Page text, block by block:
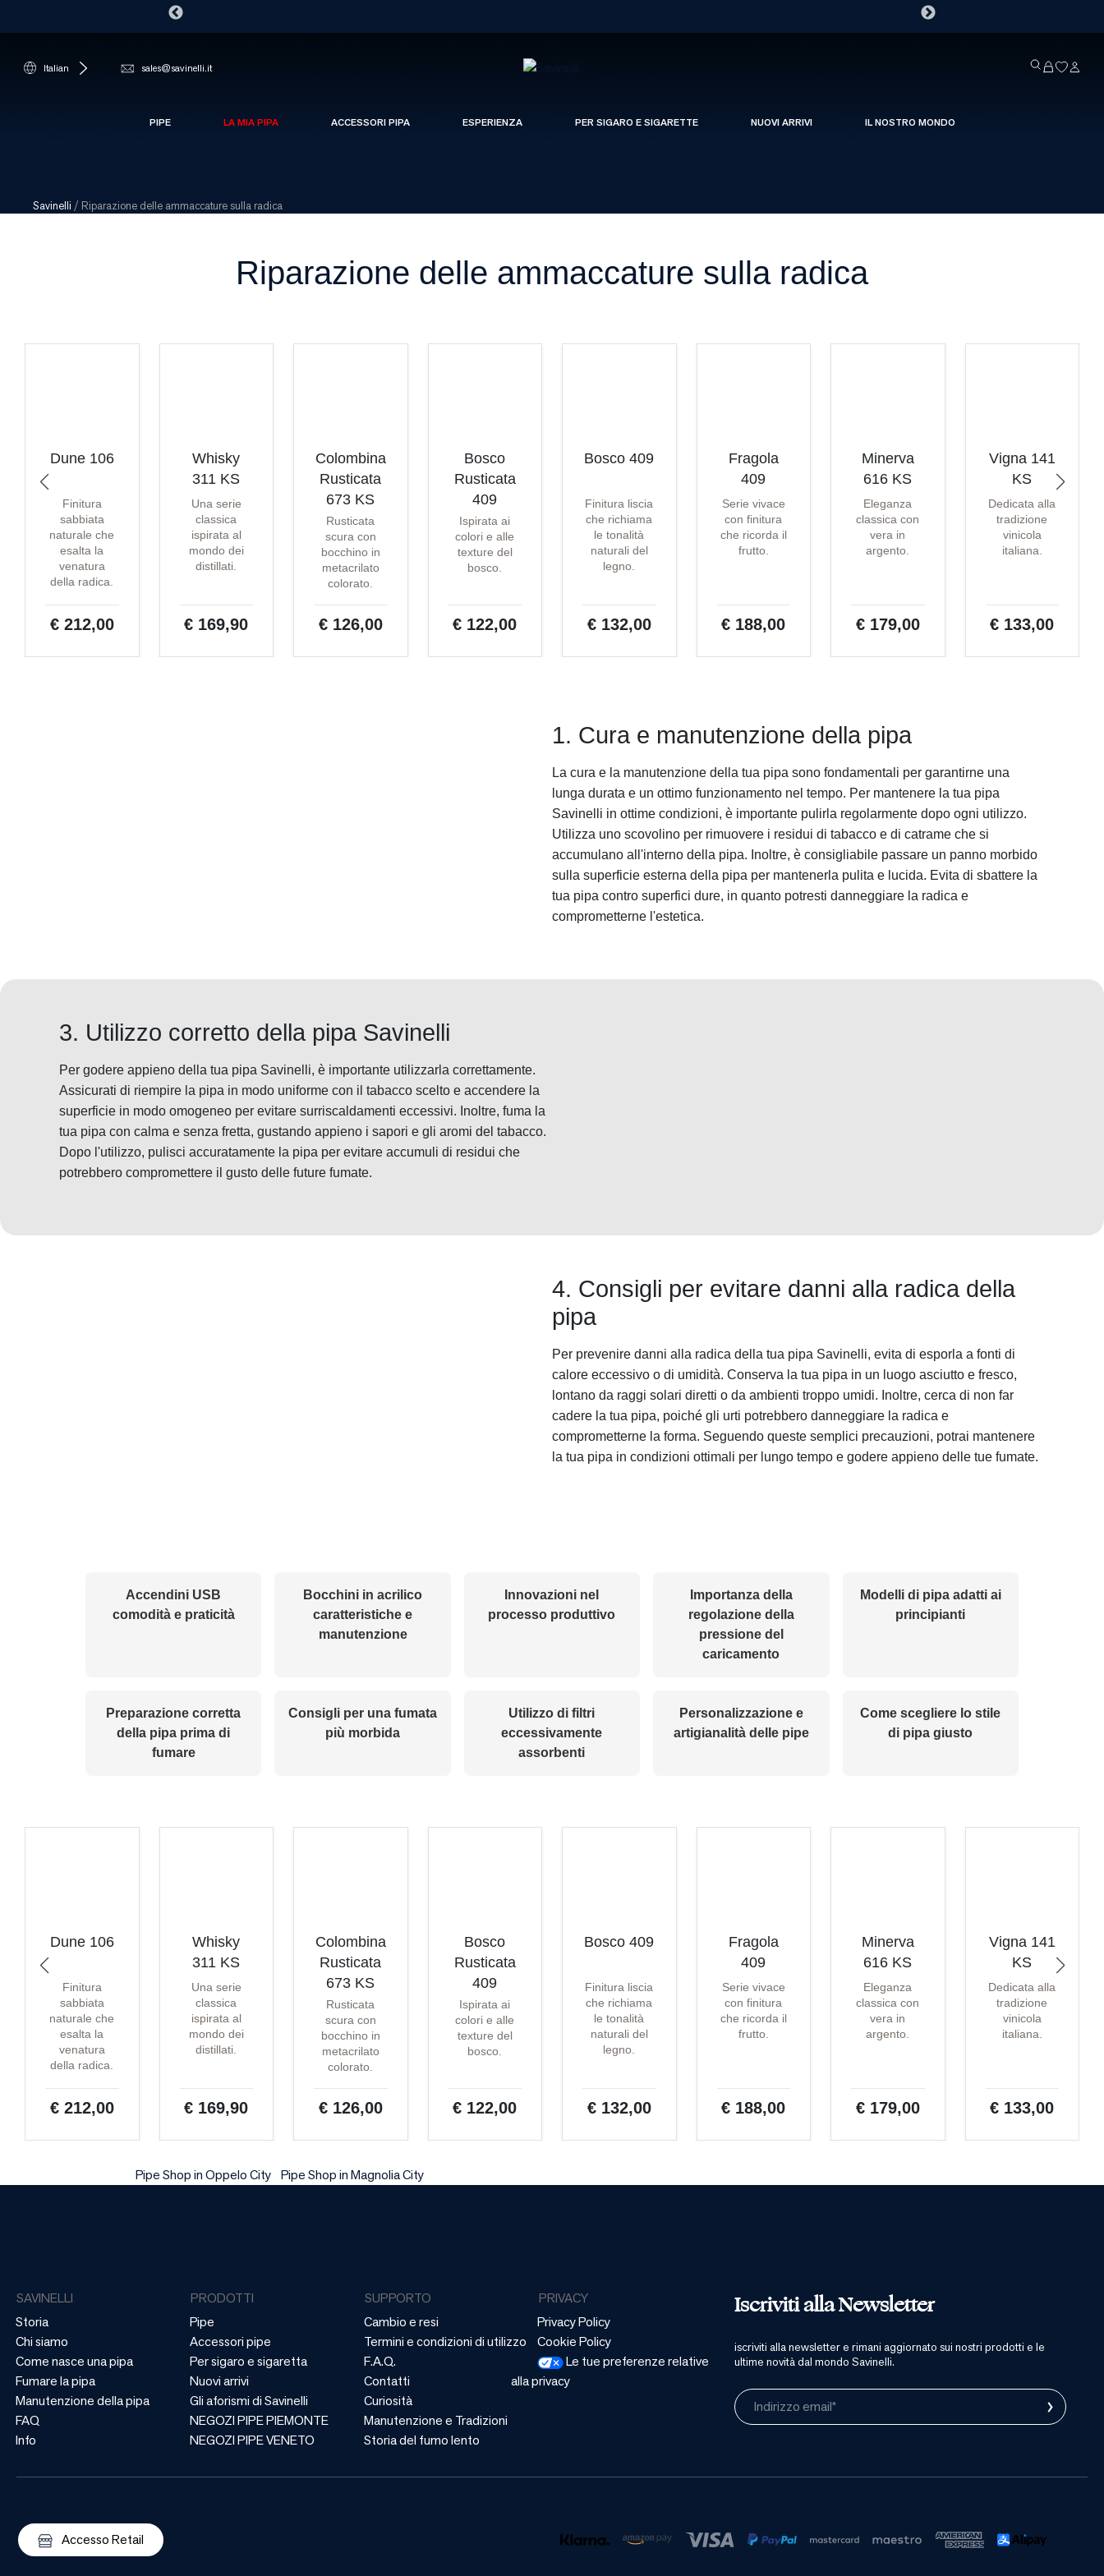
Italian sales@savinelli.it
PIPE LA MIA PIPA ACCESSORI PIPA ESPERIENZA PER SIGARO E SIGARETTE NUOVI ARRIVI IL NOSTRO MONDO
Savinelli / Riparazione delle ammaccature sulla radica
Riparazione delle ammaccature sulla radica
Dune 106
Finitura
sabbiata
naturale che
esalta la
venatura
della radica.
€ 212,00
Whisky
311 KS
Una serie
classica
ispirata al
mondo dei
distillati.
€ 169,90
Colombina
Rusticata
673 KS
Rusticata
scura con
bocchino in
metacrilato
colorato.
€ 126,00
Bosco
Rusticata
409
Ispirata ai
colori e alle
texture del
bosco.
€ 122,00
Bosco 409
Finitura liscia
che richiama
le tonalità
naturali del
legno.
€ 132,00
Fragola
409
Serie vivace
con finitura
che ricorda il
frutto.
€ 188,00
Minerva
616 KS
Eleganza
classica con
vera in
argento.
€ 179,00
Vigna 141
KS
Dedicata alla
tradizione
vinicola
italiana.
€ 133,00
1. Cura e manutenzione della pipa
La cura e la manutenzione della tua pipa sono fondamentali per garantirne una
lunga durata e un ottimo funzionamento nel tempo. Per mantenere la tua pipa
Savinelli in ottime condizioni, è importante pulirla regolarmente dopo ogni utilizzo.
Utilizza uno scovolino per rimuovere i residui di tabacco e di catrame che si
accumulano all'interno della pipa. Inoltre, è consigliabile passare un panno morbido
sulla superficie esterna della pipa per mantenerla pulita e lucida. Evita di sbattere la
tua pipa contro superfici dure, in quanto potresti danneggiare la radica e
comprometterne l'estetica.
3. Utilizzo corretto della pipa Savinelli
Per godere appieno della tua pipa Savinelli, è importante utilizzarla correttamente.
Assicurati di riempire la pipa in modo uniforme con il tabacco scelto e accendere la
superficie in modo omogeneo per evitare surriscaldamenti eccessivi. Inoltre, fuma la
tua pipa con calma e senza fretta, gustando appieno i sapori e gli aromi del tabacco.
Dopo l'utilizzo, pulisci accuratamente la pipa per evitare accumuli di residui che
potrebbero compromettere il gusto delle future fumate.
4. Consigli per evitare danni alla radica della
pipa
Per prevenire danni alla radica della tua pipa Savinelli, evita di esporla a fonti di
calore eccessivo o di umidità. Conserva la tua pipa in un luogo asciutto e fresco,
lontano da raggi solari diretti o da ambienti troppo umidi. Inoltre, cerca di non far
cadere la tua pipa, poiché gli urti potrebbero danneggiare la radica e
comprometterne la forma. Seguendo queste semplici precauzioni, potrai mantenere
la tua pipa in condizioni ottimali per lungo tempo e godere appieno delle tue fumate.
Accendini USB
comodità e praticità
Bocchini in acrilico
caratteristiche e
manutenzione
Innovazioni nel
processo produttivo
Importanza della
regolazione della
pressione del
caricamento
Modelli di pipa adatti ai
principianti
Preparazione corretta
della pipa prima di
fumare
Consigli per una fumata
più morbida
Utilizzo di filtri
eccessivamente
assorbenti
Personalizzazione e
artigianalità delle pipe
Come scegliere lo stile
di pipa giusto
Dune 106
Finitura
sabbiata
naturale che
esalta la
venatura
della radica.
€ 212,00
Whisky
311 KS
Una serie
classica
ispirata al
mondo dei
distillati.
€ 169,90
Colombina
Rusticata
673 KS
Rusticata
scura con
bocchino in
metacrilato
colorato.
€ 126,00
Bosco
Rusticata
409
Ispirata ai
colori e alle
texture del
bosco.
€ 122,00
Bosco 409
Finitura liscia
che richiama
le tonalità
naturali del
legno.
€ 132,00
Fragola
409
Serie vivace
con finitura
che ricorda il
frutto.
€ 188,00
Minerva
616 KS
Eleganza
classica con
vera in
argento.
€ 179,00
Vigna 141
KS
Dedicata alla
tradizione
vinicola
italiana.
€ 133,00
Pipe Shop in Oppelo City Pipe Shop in Magnolia City
Iscriviti alla Newsletter
iscriviti alla newsletter e rimani aggiornato sui nostri prodotti e le
ultime novità dal mondo Savinelli.
Indirizzo email* ›
SAVINELLI
Storia
Chi siamo
Come nasce una pipa
Fumare la pipa
Manutenzione della pipa
FAQ
Info
PRODOTTI
Pipe
Accessori pipe
Per sigaro e sigaretta
Nuovi arrivi
Gli aforismi di Savinelli
NEGOZI PIPE PIEMONTE
NEGOZI PIPE VENETO
SUPPORTO
Cambio e resi
Termini e condizioni di utilizzo
F.A.Q.
Contatti
Curiosità
Manutenzione e Tradizioni
Storia del fumo lento
PRIVACY
Privacy Policy
Cookie Policy
Le tue preferenze relative
alla privacy
Accesso Retail